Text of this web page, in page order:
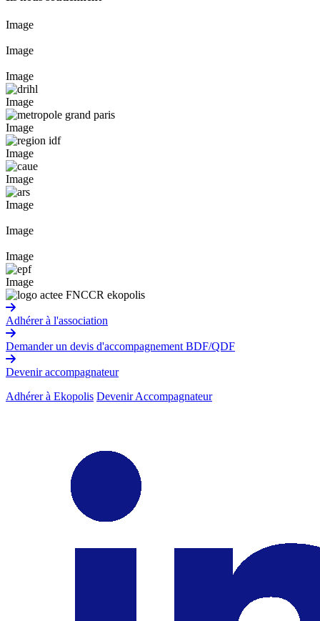
Image
Image
Image
Image
Image
Image
Image
Image
Image
Image
Image
Adhérer à l'association
Demander un devis d'accompagnement BDF/QDF
Devenir accompagnateur
Adhérer à Ekopolis Devenir Accompagnateur